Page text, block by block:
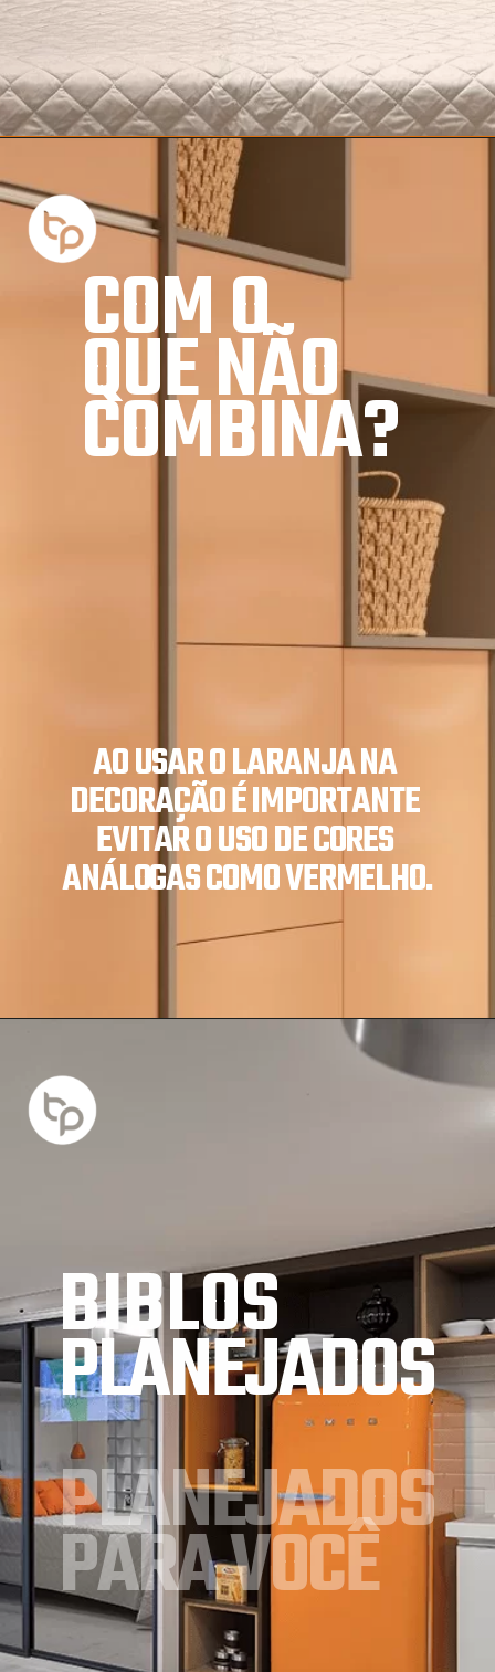
AO USAR O LARANJA NA
DECORAÇÃO É IMPORTANTE
EVITAR O USO DE CORES
ANÁLOGAS COMO VERMELHO.
COM O
QUE NÃO
COMBINA?
BIBLOS
PLANEJADOS
PLANEJADOS
PARA VOCÊ